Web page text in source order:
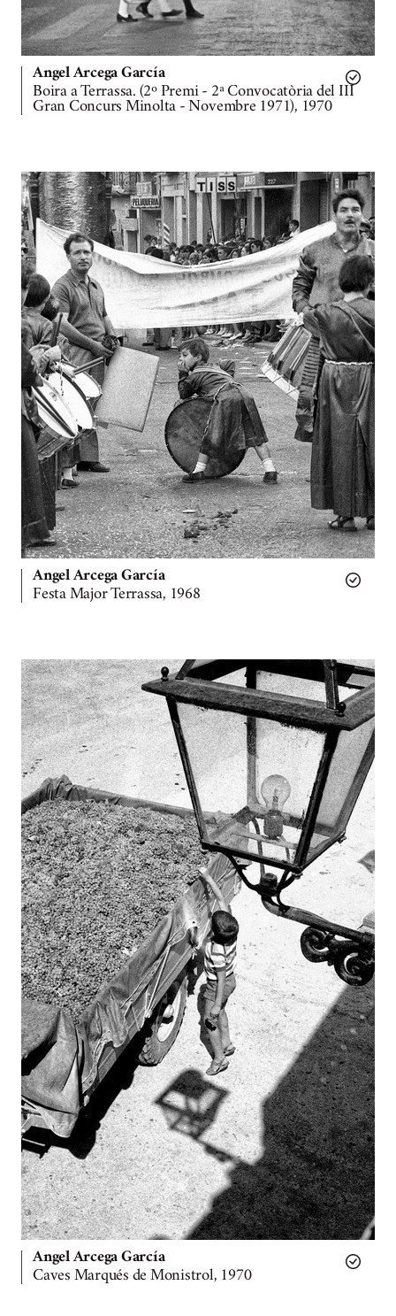
Angel Arcega García
Boira a Terrassa. (2º Premi - 2ª Convocatòria del III
Gran Concurs Minolta - Novembre 1971), 1970
Angel Arcega García
Festa Major Terrassa, 1968
Angel Arcega García
Caves Marqués de Monistrol, 1970